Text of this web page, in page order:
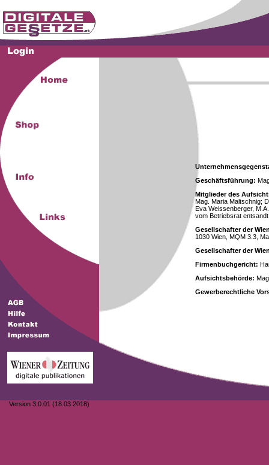
Version 3.0.01 (18.03.2018)
Geschäftsführung:
Mitglieder des
Mag. Maria Maltschnig;
Eva Weissenberger,
vom Betriebsrat
Gesellschafter der
1030 Wien, MQM 3.3,
Gesellschafter der
Firmenbuchgericht:
Aufsichtsbehörde:
Gewerberechtliche